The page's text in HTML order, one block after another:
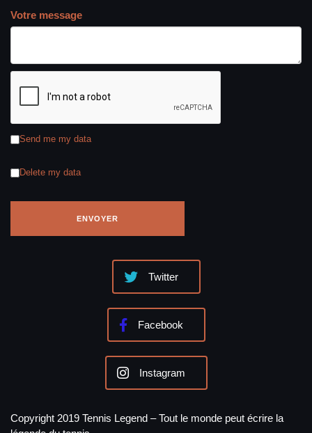
Votre message
Send me my data
Delete my data
Twitter
Facebook
Instagram
Copyright 2019 Tennis Legend – Tout le monde peut écrire la